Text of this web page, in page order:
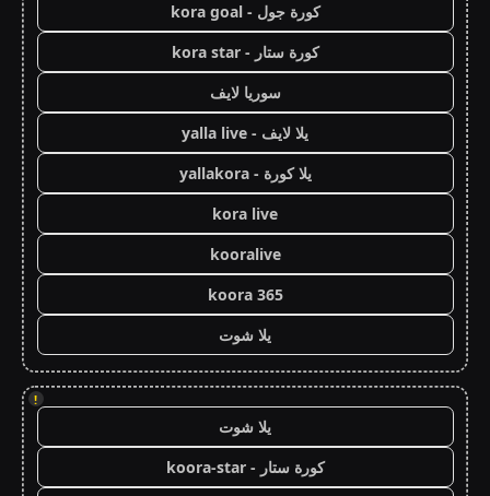
كورة جول - kora goal
كورة ستار - kora star
سوريا لايف
يلا لايف - yalla live
يلا كورة - yallakora
kora live
kooralive
koora 365
يلا شوت
!
يلا شوت
كورة ستار - koora-star